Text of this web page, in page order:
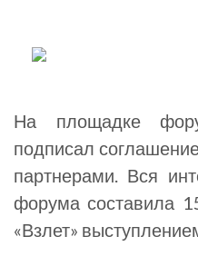
На площадке
подписал
партнерами. Вся
форума составила
«Взлет»